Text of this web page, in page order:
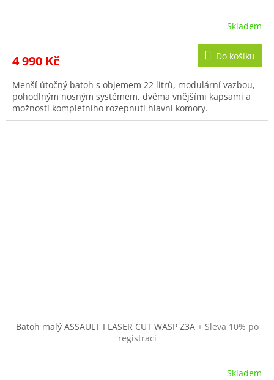
Skladem
4 990 Kč Do košíku
Menší útočný batoh s objemem 22 litrů, modulární vazbou,
pohodlným nosným systémem, dvěma vnějšími kapsami a
možností kompletního rozepnutí hlavní komory.
Batoh malý ASSAULT I LASER CUT WASP Z3A + Sleva 10% po
registraci
Skladem